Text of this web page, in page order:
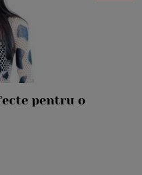
pentru o